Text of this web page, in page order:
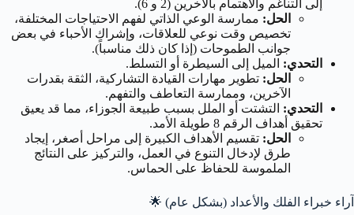
إلى التناغم والاهتمام بالآخرين (2 و 6).
الحل: ممارسة الوعي الذاتي لفهم الاحتياجات المختلفة،
تخصيص وقت نوعي للعلاقات، وإشراك الأحباء في بعض
جوانب الطموحات (إذا كان ذلك مناسباً).
التحدي: الميل إلى السيطرة أو التسلط.
الحل: تطوير مهارات القيادة التشاركية، الثقة بقدرات
الآخرين، وممارسة التعاطف والتفهم.
التحدي: التشتت أو الملل بسبب طبيعة الجوزاء، مما قد يعيق
تحقيق أهداف الرقم 8 طويلة الأمد.
الحل: تقسيم الأهداف الكبيرة إلى مراحل أصغر، إيجاد
طرق لإدخال التنوع في العمل، والتركيز على النتائج
الملموسة للحفاظ على الحماس.
آراء خبراء الفلك والأعداد (بشكل عام) 🌟